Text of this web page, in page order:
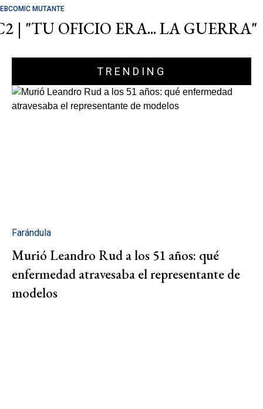
MUTANTE
| "TU OFICIO ERA... LA GUERRA"
TRENDING
Farándula
Murió Leandro Rud a los 51 años: qué
enfermedad atravesaba el representante de
modelos